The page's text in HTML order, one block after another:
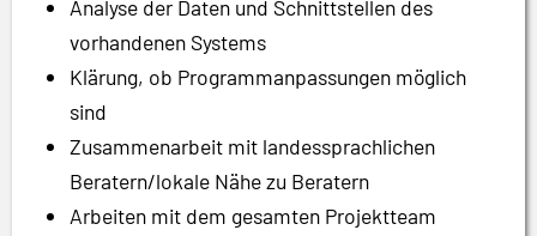
Analyse der Daten und Schnittstellen des
vorhandenen Systems
Klärung, ob Programmanpassungen möglich
sind
Zusammenarbeit mit landessprachlichen
Beratern/lokale Nähe zu Beratern
Arbeiten mit dem gesamten Projektteam